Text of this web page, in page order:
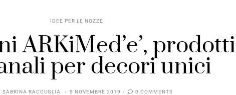
IDEE PER LE NOZZE
ARKiMed’e’, prodotti
per decori unici
SABRINA RACCUGLIA 5 NOVEMBRE 2019 0 COMMENTS